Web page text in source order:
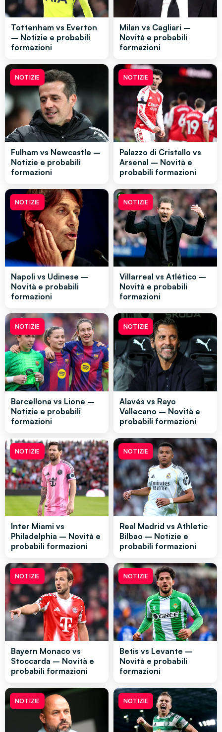
Tottenham vs Everton
– Notizie e probabili
formazioni
Milan vs Cagliari –
Novità e probabili
formazioni
NOTIZIE
Fulham vs Newcastle –
Notizie e probabili
formazioni
NOTIZIE
Palazzo di Cristallo vs
Arsenal – Novità e
probabili formazioni
NOTIZIE
Napoli vs Udinese –
Novità e probabili
formazioni
NOTIZIE
Villarreal vs Atlético –
Novità e probabili
formazioni
NOTIZIE
Barcellona vs Lione –
Notizie e probabili
formazioni
NOTIZIE
Alavés vs Rayo
Vallecano – Novità e
probabili formazioni
NOTIZIE
Inter Miami vs
Philadelphia – Novità e
probabili formazioni
NOTIZIE
Real Madrid vs Athletic
Bilbao – Notizie e
probabili formazioni
NOTIZIE
Bayern Monaco vs
Stoccarda – Novità e
probabili formazioni
NOTIZIE
Betis vs Levante –
Novità e probabili
formazioni
NOTIZIE NOTIZIE